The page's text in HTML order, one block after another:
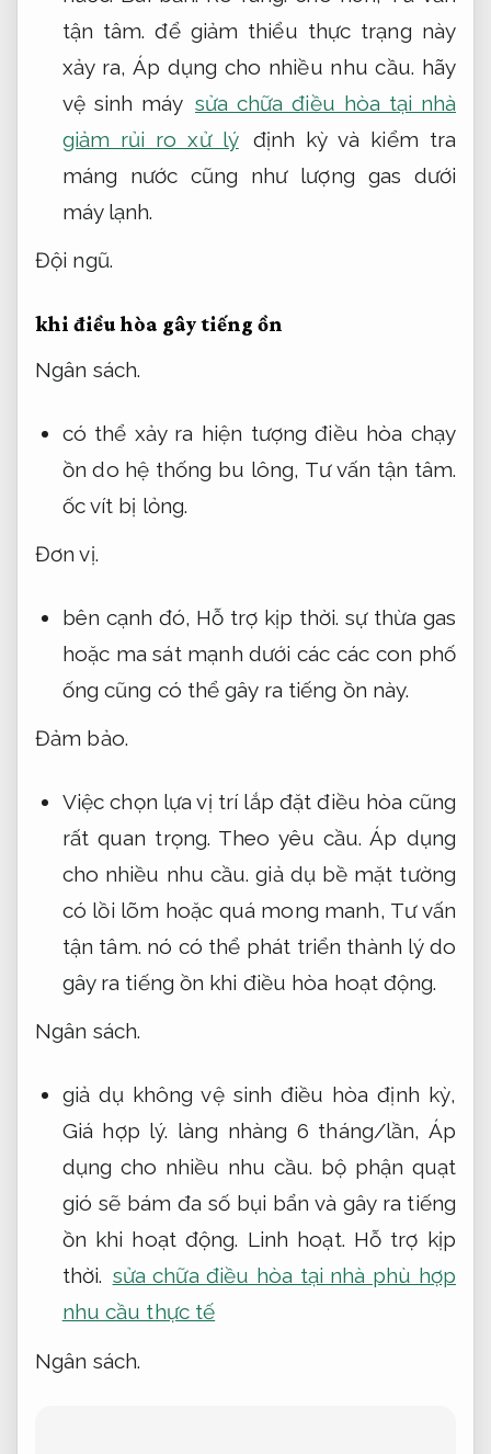
tận tâm. để giảm thiểu thực trạng này
xảy ra, Áp dụng cho nhiều nhu cầu. hãy
vệ sinh máy sửa chữa điều hòa tại nhà
giảm rủi ro xử lý
định kỳ và kiểm tra
máng nước cũng như lượng gas dưới
máy lạnh.
Đội ngũ.
khi điều hòa gây tiếng ồn
Ngân sách.
có thể xảy ra hiện tượng điều hòa chạy
ồn do hệ thống bu lông, Tư vấn tận tâm.
ốc vít bị lỏng.
Đơn vị.
bên cạnh đó, Hỗ trợ kịp thời. sự thừa gas
hoặc ma sát mạnh dưới các các con phố
ống cũng có thể gây ra tiếng ồn này.
Đảm bảo.
Việc chọn lựa vị trí lắp đặt điều hòa cũng
rất quan trọng. Theo yêu cầu. Áp dụng
cho nhiều nhu cầu. giả dụ bề mặt tường
có lồi lõm hoặc quá mong manh, Tư vấn
tận tâm. nó có thể phát triển thành lý do
gây ra tiếng ồn khi điều hòa hoạt động.
Ngân sách.
giả dụ không vệ sinh điều hòa định kỳ,
Giá hợp lý. làng nhàng 6 tháng/lần, Áp
dụng cho nhiều nhu cầu. bộ phận quạt
gió sẽ bám đa số bụi bẩn và gây ra tiếng
ồn khi hoạt động. Linh hoạt. Hỗ trợ kịp
thời. sửa chữa điều hòa tại nhà phù hợp
nhu cầu thực tế
Ngân sách.